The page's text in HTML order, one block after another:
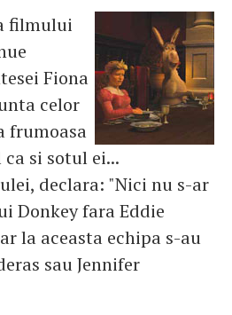
filmului
Fiona
celor
frumoasa
si sotul ei...
declara: "Nici nu s-ar
Donkey fara Eddie
la aceasta echipa s-au
sau Jennifer